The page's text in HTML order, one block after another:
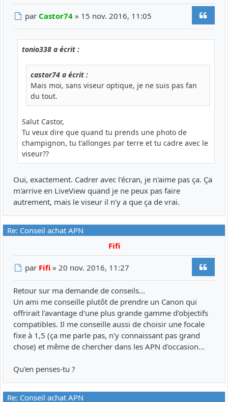
Message
par Castor74 » 15 nov. 2016, 11:05
tonio338 a écrit :
castor74 a écrit :
Mais moi, sans viseur optique, je ne suis pas fan
du tout.
Salut Castor,
Tu veux dire que quand tu prends une photo de
champignon, tu t'allonges par terre et tu cadre avec le
viseur??
Oui, exactement. Cadrer avec l'écran, je n'aime pas ça. Ça
m'arrive en LiveView quand je ne peux pas faire
autrement, mais le viseur il n'y a que ça de vrai.
Re: Conseil achat APN
Fifi
Message
par Fifi »20 nov. 2016, 11:27
Retour sur ma demande de conseils...
Un ami me conseille plutôt de prendre un Canon qui
offrirait l'avantage d'une plus grande gamme d'objectifs
compatibles. Il me conseille aussi de choisir une focale
fixe à 1,5 (ça me parle pas, n'y connaissant pas grand
chose) et même de chercher dans les APN d'occasion...
Qu'en penses-tu ?
Re: Conseil achat APN